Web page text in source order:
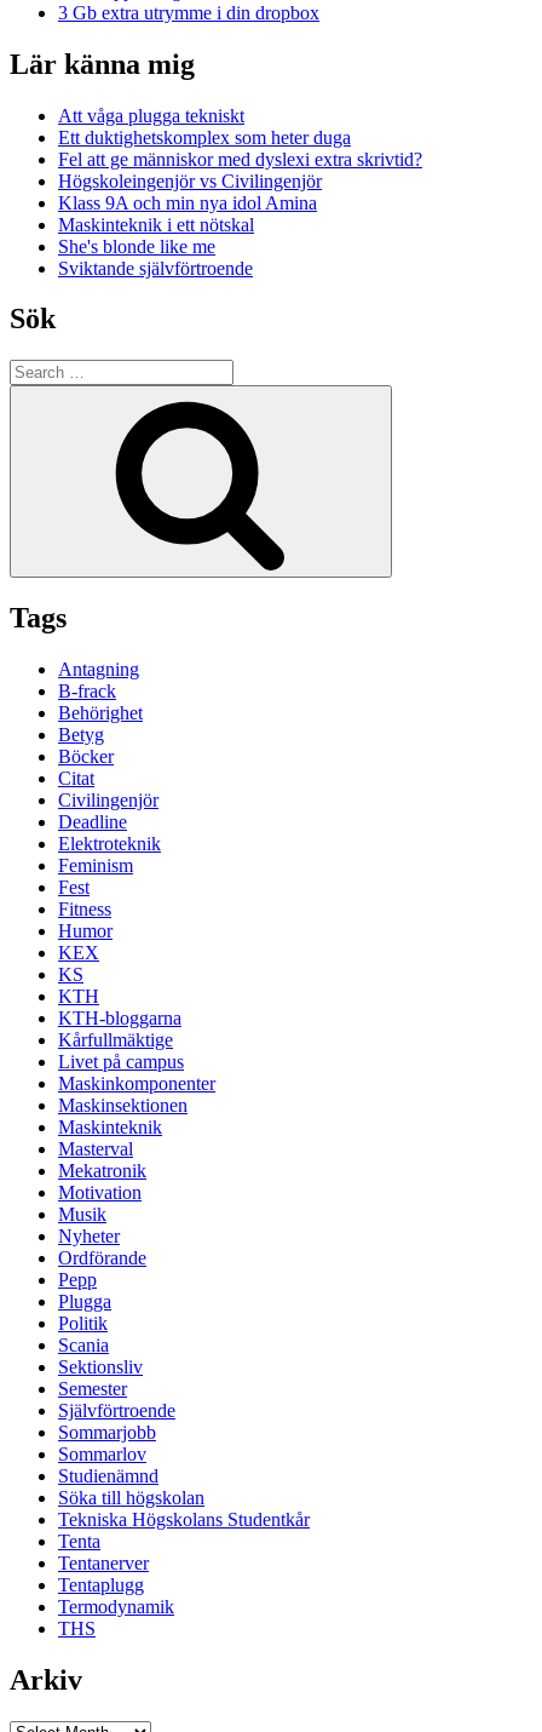
3 Gb extra utrymme i din dropbox
Lär känna mig
Att våga plugga tekniskt
Ett duktighetskomplex som heter duga
Fel att ge människor med dyslexi extra skrivtid?
Högskoleingenjör vs Civilingenjör
Klass 9A och min nya idol Amina
Maskinteknik i ett nötskal
She's blonde like me
Sviktande självförtroende
Sök
Search
for:
Tags
Antagning
B-frack
Behörighet
Betyg
Böcker
Citat
Civilingenjör
Deadline
Elektroteknik
Feminism
Fest
Fitness
Humor
KEX
KS
KTH
KTH-bloggarna
Kårfullmäktige
Livet på campus
Maskinkomponenter
Maskinsektionen
Maskinteknik
Masterval
Mekatronik
Motivation
Musik
Nyheter
Ordförande
Pepp
Plugga
Politik
Scania
Sektionsliv
Semester
Självförtroende
Sommarjobb
Sommarlov
Studienämnd
Söka till högskolan
Tekniska Högskolans Studentkår
Tenta
Tentanerver
Tentaplugg
Termodynamik
THS
Arkiv